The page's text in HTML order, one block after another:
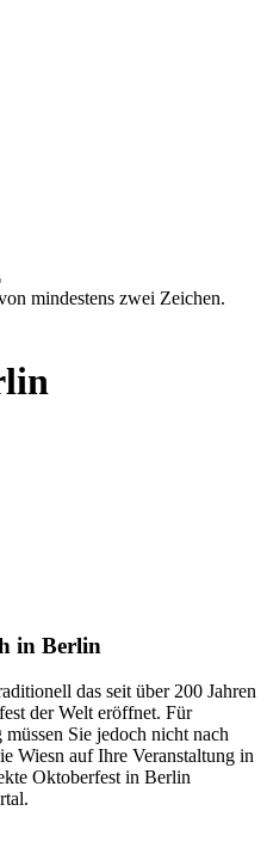
mindestens zwei Zeichen.
in Berlin
das seit über 200 Jahren
der Welt eröffnet. Für
Sie jedoch nicht nach
Wiesn auf Ihre Veranstaltung in
Oktoberfest in Berlin